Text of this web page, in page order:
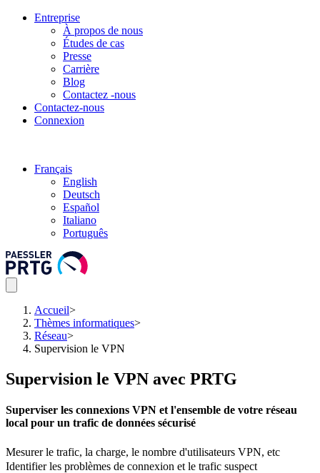
Entreprise
À propos de nous
Études de cas
Presse
Carrière
Blog
Contactez -nous
Contactez-nous
Connexion
Français
English
Deutsch
Español
Italiano
Português
Accueil>
Thèmes informatiques>
Réseau>
Supervision le VPN
Supervision le VPN avec PRTG
Superviser les connexions VPN et l'ensemble de votre réseau
local pour un trafic de données sécurisé
Mesurer le trafic, la charge, le nombre d'utilisateurs VPN, etc
Identifier les problèmes de connexion et le trafic suspect